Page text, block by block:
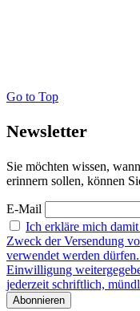
Go to Top
Newsletter
Sie möchten wissen,
erinnern sollen, können
E-Mail
Ich erkläre mich
Zweck der Versendung
verwendet werden
Einwilligung
jederzeit schriftlich,